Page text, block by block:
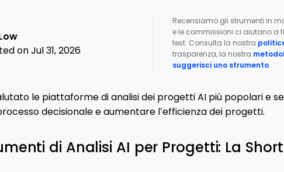
on Jul 31, 2026
Recensiamo gli strumenti in
e le commissioni ci aiutano a
test. Consulta la nostra
trasparenza, la nostra
suggerisci uno strumento.
le piattaforme di analisi dei progetti AI più popolari e
decisionale e aumentare l’efficienza dei progetti.
di Analisi AI per Progetti: La